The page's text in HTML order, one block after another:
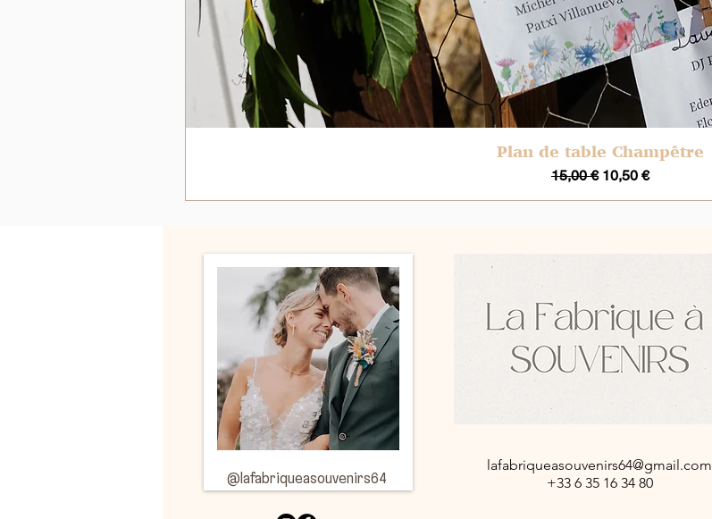
Aperçu rapide
Plan de table Champêtre
Prix original
15,00 € Prix promotionnel
10,50 €
@lafabriqueasouvenirs64
lafabriqueasouvenirs64@gmail.com
+33 6 35 16 34 80